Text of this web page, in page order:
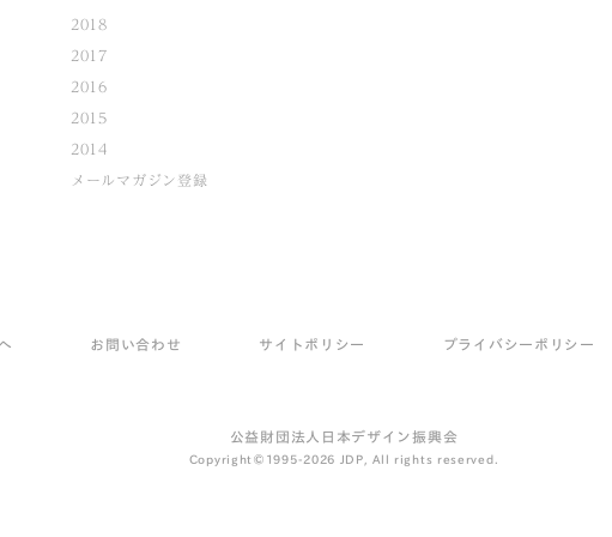
2018
2017
2016
2015
2014
メールマガジン登録
お問い合わせ サイトポリシー プライバシーポリシー
公益財団法人日本デザイン振興会
Copyright©1995-2026 JDP, All rights reserved.